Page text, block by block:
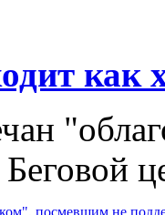
как
посмевшим не